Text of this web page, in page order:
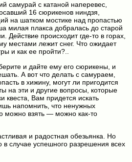
самурай с катаной наперевес,
16 сюрикенов ниндзя,
на шатком мостике над пропастью
милая плакса добралась до старой
Действие происходит где-то в горах,
местами лежит снег. Что ожидает
и как ее пройти?..
и дайте ему его сюрикены, и
А вот что делать с самураем,
в хижину, могут ли пригодится
на эти и другие вопросы, которые
квеста, Вам придется искать
напомнить, что ненужных
можно взять — можно как-то
и радостная обезьянка. Но
в случае успешного разрешения всех